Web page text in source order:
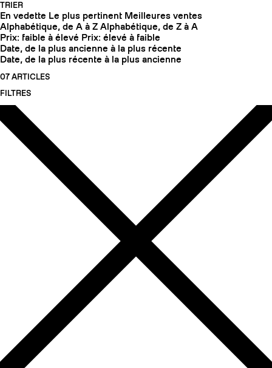
TRIER
En vedette Le plus pertinent Meilleures ventes
Alphabétique, de A à Z Alphabétique, de Z à A
Prix: faible à élevé Prix: élevé à faible
Date, de la plus ancienne à la plus récente
Date, de la plus récente à la plus ancienne
07 ARTICLES
FILTRES